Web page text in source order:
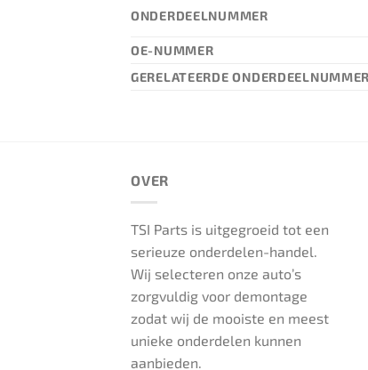
ONDERDEELNUMMER
OE-NUMMER
GERELATEERDE
OVER
TSI Parts is uitgegroeid tot een
serieuze onderdelen-handel.
Wij selecteren onze auto’s
zorgvuldig voor demontage
zodat wij de mooiste en meest
unieke onderdelen kunnen
aanbieden.